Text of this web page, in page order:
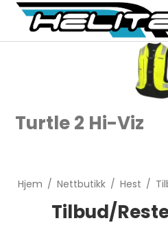
Turtle 2 Hi-Viz
Hjem / Nettbutikk / Hest /
Tilbud/